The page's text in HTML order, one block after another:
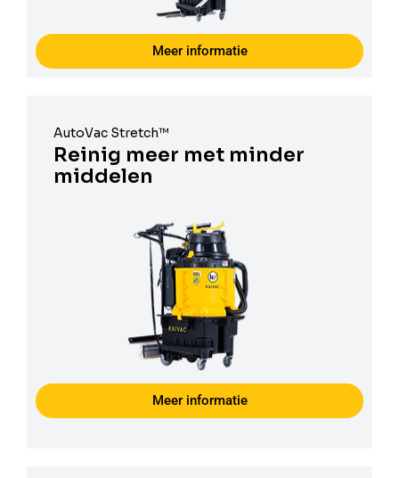
Meer informatie
AutoVac Stretch™
Reinig meer met minder
middelen
Meer informatie